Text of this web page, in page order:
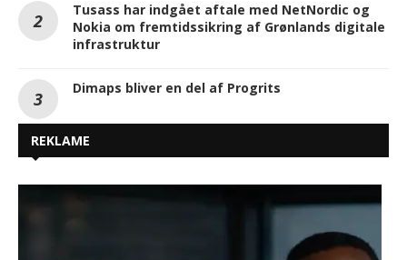
Tusass har indgået aftale med NetNordic og
Nokia om fremtidssikring af Grønlands digitale
infrastruktur
Dimaps bliver en del af Progrits
REKLAME